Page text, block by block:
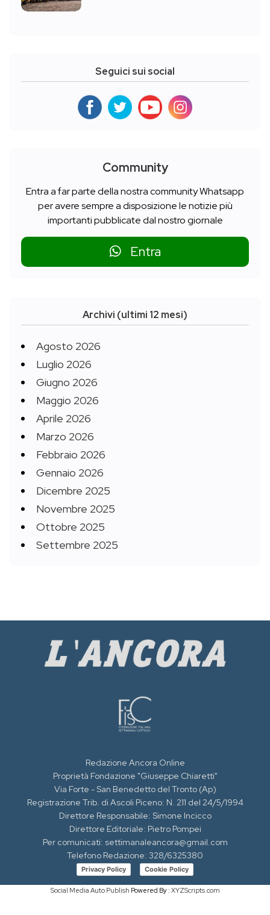
Seguici sui social
Community
Entra a far parte della nostra community Whatsapp
per avere sempre a disposizione le notizie più
importanti pubblicate dal nostro giornale
Entra
Archivi (ultimi 12 mesi)
Agosto 2026
Luglio 2026
Giugno 2026
Maggio 2026
Aprile 2026
Marzo 2026
Febbraio 2026
Gennaio 2026
Dicembre 2025
Novembre 2025
Ottobre 2025
Settembre 2025
Redazione Ancora Online
Proprietà Fondazione "Giuseppe Chiaretti"
Via Forte - San Benedetto del Tronto (Ap)
Registrazione Trib. di Ascoli Piceno: N. 211 del 24/5/1994
Direttore Responsabile: Simone Incicco
Direttore Editoriale: Pietro Pompei
Per comunicati: settimanaleancora@gmail.com
Telefono Redazione: 328/6325380
Privacy Policy Cookie Policy
Social Media Auto Publish Powered By : XYZScripts.com